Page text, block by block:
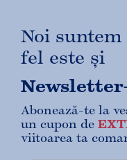
Noi
fel este și
Abonează-te la
un cupon de
viitoarea ta